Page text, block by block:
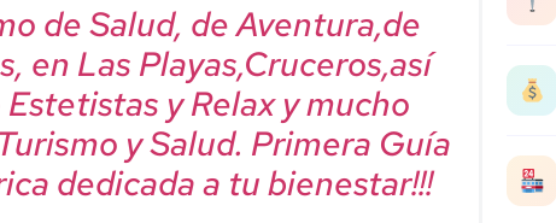
de Salud, de Aventura,de
en Las Playas,Cruceros,así
y Relax y mucho
y Salud. Primera Guía
dedicada a tu bienestar!!!